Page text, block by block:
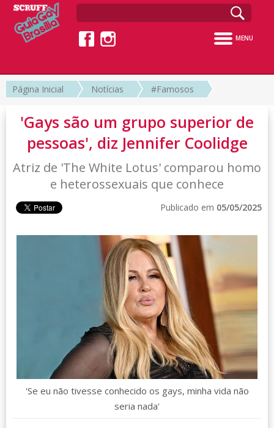
MENU
Página Inicial Notícias #Famosos
'Gays são um grupo superior de
pessoas', diz Jennifer Coolidge
Atriz de 'The White Lotus' comparou homo
e heterossexuais que conhece
Publicado em 05/05/2025
'Se eu não tivesse conhecido os gays, minha vida não
seria nada'